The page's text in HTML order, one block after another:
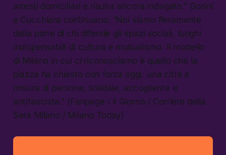
arresti domiciliari e risulta ancora indagato.” Gorini
e Cucchiara continuano: “Noi siamo fieramente
dalla parte di chi difende gli spazi sociali, luoghi
indispensabili di cultura e mutualismo. Il modello
di Milano in cui ci riconosciamo è quello che la
piazza ha chiesto con forza oggi: una città a
misura di persone, solidale, accogliente e
antifascista.” (Fanpage / il Giorno / Corriere della
Sera Milano / Milano Today)